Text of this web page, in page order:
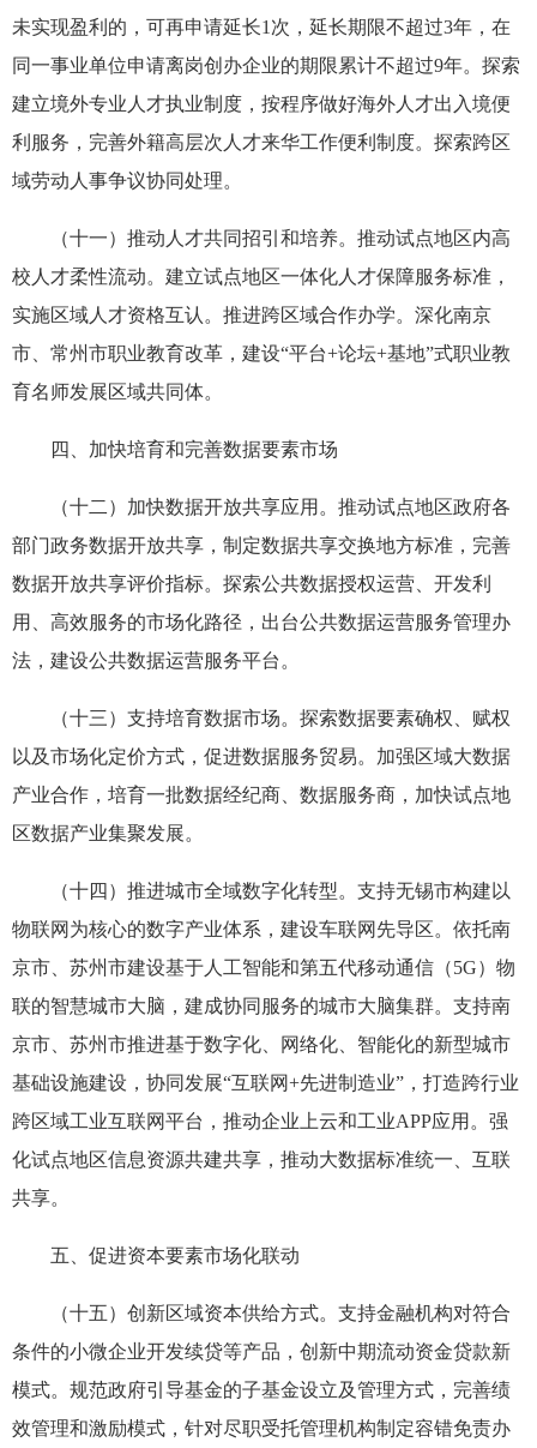
未实现盈利的，可再申请延长1次，延长期限不超过3年，在
同一事业单位申请离岗创办企业的期限累计不超过9年。探索
建立境外专业人才执业制度，按程序做好海外人才出入境便
利服务，完善外籍高层次人才来华工作便利制度。探索跨区
域劳动人事争议协同处理。
（十一）推动人才共同招引和培养。推动试点地区内高
校人才柔性流动。建立试点地区一体化人才保障服务标准，
实施区域人才资格互认。推进跨区域合作办学。深化南京
市、常州市职业教育改革，建设“平台+论坛+基地”式职业教
育名师发展区域共同体。
四、加快培育和完善数据要素市场
（十二）加快数据开放共享应用。推动试点地区政府各
部门政务数据开放共享，制定数据共享交换地方标准，完善
数据开放共享评价指标。探索公共数据授权运营、开发利
用、高效服务的市场化路径，出台公共数据运营服务管理办
法，建设公共数据运营服务平台。
（十三）支持培育数据市场。探索数据要素确权、赋权
以及市场化定价方式，促进数据服务贸易。加强区域大数据
产业合作，培育一批数据经纪商、数据服务商，加快试点地
区数据产业集聚发展。
（十四）推进城市全域数字化转型。支持无锡市构建以
物联网为核心的数字产业体系，建设车联网先导区。依托南
京市、苏州市建设基于人工智能和第五代移动通信（5G）物
联的智慧城市大脑，建成协同服务的城市大脑集群。支持南
京市、苏州市推进基于数字化、网络化、智能化的新型城市
基础设施建设，协同发展“互联网+先进制造业”，打造跨行业
跨区域工业互联网平台，推动企业上云和工业APP应用。强
化试点地区信息资源共建共享，推动大数据标准统一、互联
共享。
五、促进资本要素市场化联动
（十五）创新区域资本供给方式。支持金融机构对符合
条件的小微企业开发续贷等产品，创新中期流动资金贷款新
模式。规范政府引导基金的子基金设立及管理方式，完善绩
效管理和激励模式，针对尽职受托管理机构制定容错免责办